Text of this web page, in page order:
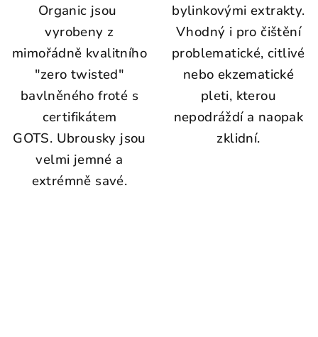
Organic jsou
vyrobeny z
mimořádně kvalitního
"zero twisted"
bavlněného froté s
certifikátem
GOTS. Ubrousky jsou
velmi jemné a
extrémně savé.
bylinkovými extrakty.
Vhodný i pro čištění
problematické, citlivé
nebo ekzematické
pleti, kterou
nepodráždí a naopak
zklidní.